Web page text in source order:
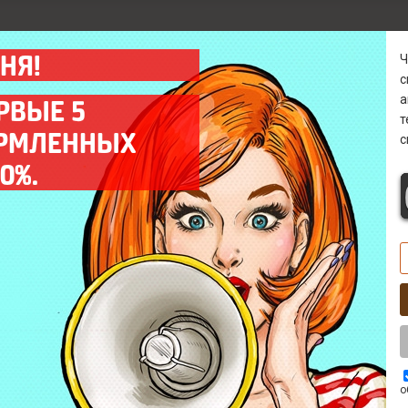
Гарантия
Предоставляем гарантию
на все выполненные
работы до 12 мес.
Диагностика 0 р
Бесплатно* выявим
причину поломки в
кратчайшие сроки.
Выезд мастера
Оперативный выезд
мастера на объект
заказчика в день заказа.
Комплектующие
Используем только
качественные запчасти
ААА класса.
5